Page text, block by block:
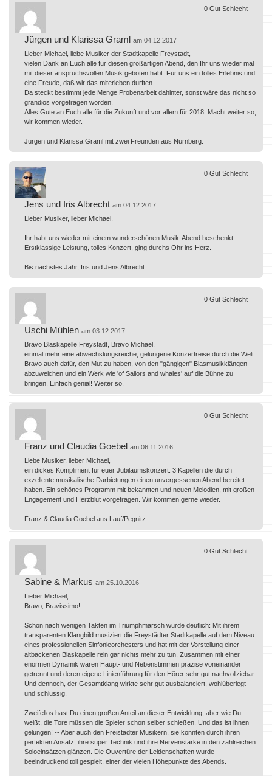
Jürgen und Klarissa Graml am 04.12.2017
Lieber Michael, liebe Musiker der Stadtkapelle Freystadt,
vielen Dank an Euch alle für diesen großartigen Abend, den Ihr uns wieder mal
mit dieser anspruchsvollen Musik geboten habt. Für uns ein tolles Erlebnis und
eine Freude, daß wir das miterleben durften.
Da steckt bestimmt jede Menge Probenarbeit dahinter, sonst wäre das nicht so
grandios vorgetragen worden.
Alles Gute an Euch alle für die Zukunft und vor allem für 2018. Macht weiter so,
wir kommen wieder.
Jürgen und Klarissa Graml mit zwei Freunden aus Nürnberg.
0 Gut Schlecht
Jens und Iris Albrecht am 04.12.2017
Lieber Musiker, lieber Michael,
Ihr habt uns wieder mit einem wunderschönen Musik-Abend beschenkt.
Erstklassige Leistung, tolles Konzert, ging durchs Ohr ins Herz.
Bis nächstes Jahr, Iris und Jens Albrecht
0 Gut Schlecht
Uschi Mühlen am 03.12.2017
Bravo Blaskapelle Freystadt, Bravo Michael,
einmal mehr eine abwechslungsreiche, gelungene Konzertreise durch die Welt.
Bravo auch dafür, den Mut zu haben, von den "gängigen" Blasmusikklängen
abzuweichen und ein Werk wie 'of Sailors and whales' auf die Bühne zu
bringen. Einfach genial! Weiter so.
0 Gut Schlecht
Franz und Claudia Goebel am 06.11.2016
Liebe Musiker, lieber Michael,
ein dickes Kompliment für euer Jubiläumskonzert. 3 Kapellen die durch
exzellente musikalische Darbietungen einen unvergessenen Abend bereitet
haben. Ein schönes Programm mit bekannten und neuen Melodien, mit großen
Engagement und Herzblut vorgetragen. Wir kommen gerne wieder.
Franz & Claudia Goebel aus Lauf/Pegnitz
0 Gut Schlecht
Sabine & Markus am 25.10.2016
Lieber Michael,
Bravo, Bravissimo!
Schon nach wenigen Takten im Triumphmarsch wurde deutlich: Mit ihrem
transparenten Klangbild musiziert die Freystädter Stadtkapelle auf dem Niveau
eines professionellen Sinfonieorchesters und hat mit der Vorstellung einer
altbackenen Blaskapelle rein gar nichts mehr zu tun. Zusammen mit einer
enormen Dynamik waren Haupt- und Nebenstimmen präzise voneinander
getrennt und deren eigene Linienführung für den Hörer sehr gut nachvollziebar.
Und dennoch, der Gesamtklang wirkte sehr gut ausbalanciert, wohlüberlegt
und schlüssig.
Zweifellos hast Du einen großen Anteil an dieser Entwicklung, aber wie Du
weißt, die Tore müssen die Spieler schon selber schießen. Und das ist ihnen
gelungen! -- Aber auch den Freistädter Musikern, sie konnten durch ihren
perfekten Ansatz, ihre super Technik und ihre Nervenstärke in den zahlreichen
Soloeinsätzen glänzen. Die Ouvertüre der Leidenschaften wurde
beeindruckend toll gespielt, einer der vielen Höhepunkte des Abends.
0 Gut Schlecht